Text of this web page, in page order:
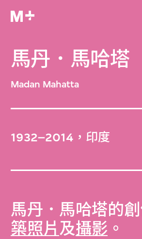
馬丹．馬哈塔
Madan Mahatta
1932–2014，印度
馬丹．馬哈塔的
築照片及攝影 。